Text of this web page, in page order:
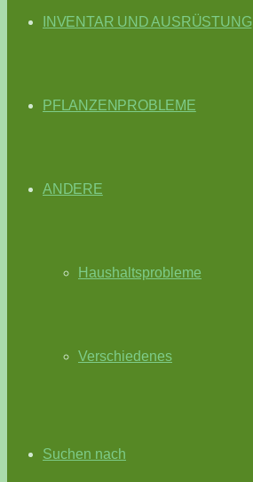
INVENTAR UND AUSRÜSTUNG
PFLANZENPROBLEME
ANDERE
Haushaltsprobleme
Verschiedenes
Suchen nach